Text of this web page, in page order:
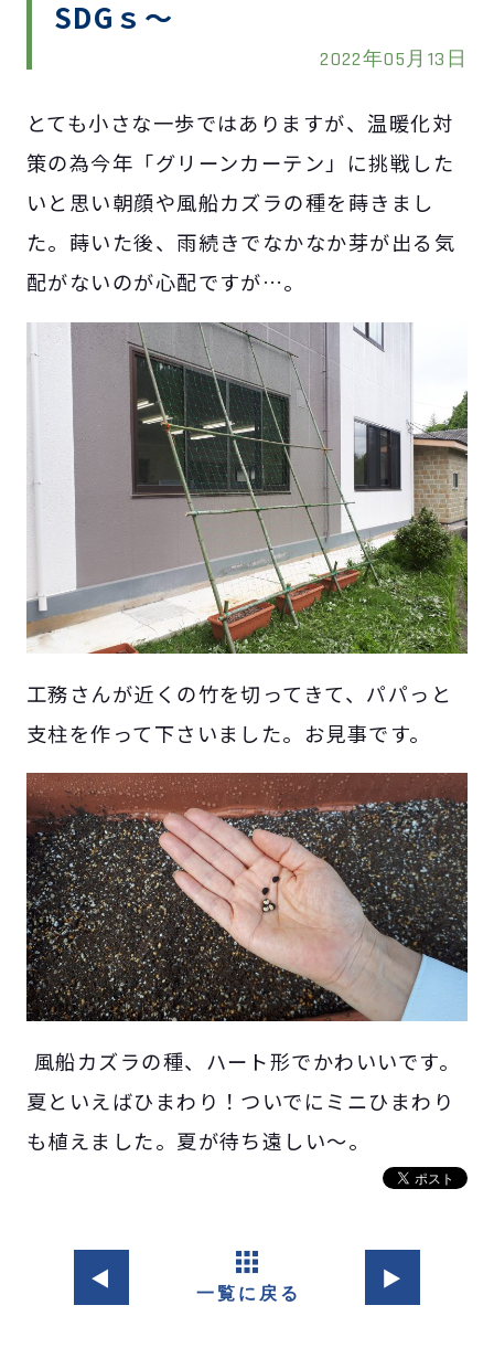
SDGｓ～
2022年05月13日
とても小さな一歩ではありますが、温暖化対
策の為今年「グリーンカーテン」に挑戦した
いと思い朝顔や風船カズラの種を蒔きまし
た。蒔いた後、雨続きでなかなか芽が出る気
配がないのが心配ですが…。
工務さんが近くの竹を切ってきて、パパっと
支柱を作って下さいました。お見事です。
風船カズラの種、ハート形でかわいいです。
夏といえばひまわり！ついでにミニひまわり
も植えました。夏が待ち遠しい～。
◀︎ ▶︎